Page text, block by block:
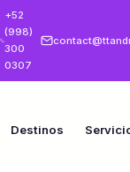
+52
(998)
300
0307
Destinos